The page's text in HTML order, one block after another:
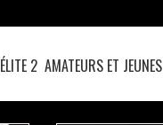
ÉLITE 2 AMATEURS ET JEUNES